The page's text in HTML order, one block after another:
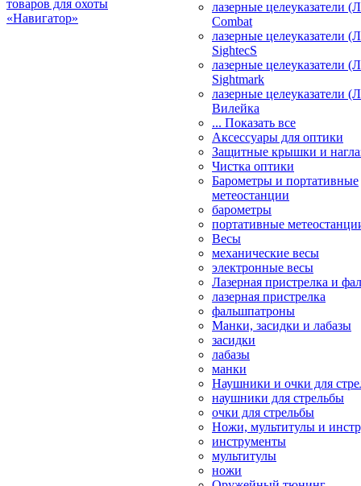
лазерные целеуказатели
Combat
лазерные целеуказатели
SightecS
лазерные целеуказатели
Sightmark
лазерные целеуказатели
Вилейка
... Показать все
Аксессуары для оптики
Защитные крышки и
Чистка оптики
Барометры и портативные
метеостанции
барометры
портативные
Весы
механические весы
электронные весы
Лазерная пристрелка и
лазерная пристрелка
фальшпатроны
Манки, засидки и лабазы
засидки
лабазы
манки
Наушники и очки для
наушники для стрельбы
очки для стрельбы
Ножи, мультитулы и
инструменты
мультитулы
ножи